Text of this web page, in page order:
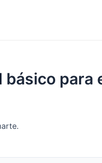
básico para